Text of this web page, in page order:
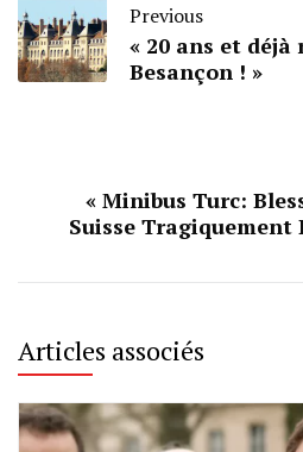
Previous
« 20 ans et
Besançon ! »
« Minibus Turc:
Suisse Tragiquement
Articles associés